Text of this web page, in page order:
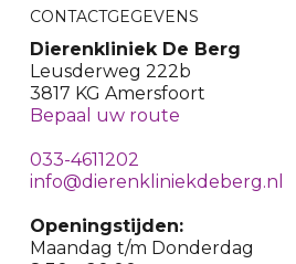
CONTACTGEGEVENS
Dierenkliniek De Berg
Leusderweg 222b
3817 KG Amersfoort
Bepaal uw route
033-4611202
info@dierenkliniekdeberg.nl
Openingstijden:
Maandag t/m Donderdag